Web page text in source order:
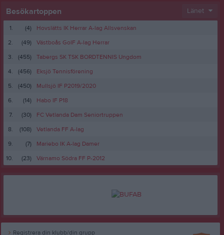
Besökartoppen Länet
1. (4)
Hovslätts IK Herrar A-lag Allsvenskan
2.
(49)
Västboås GoIF A-lag Herrar
3.
(455)
Tabergs SK TSK BORDTENNIS Ungdom
4.
(456)
Eksjö Tennisförening
5.
(450)
Mullsjö IF P2019/2020
6.
(14)
Habo IF P18
7.
(30)
FC Vetlanda Dam Seniortruppen
8.
(108)
Vetlanda FF A-lag
9.
(7)
Mariebo IK A-lag Damer
10.
(23) Värnamo Södra FF P-2012
Registrera din klubb/din grupp